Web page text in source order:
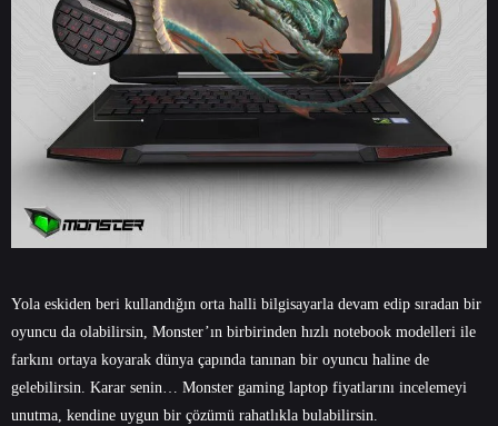
Yola eskiden beri kullandığın orta halli bilgisayarla devam edip sıradan bir
oyuncu da olabilirsin, Monster’ın birbirinden hızlı notebook modelleri ile
farkını ortaya koyarak dünya çapında tanınan bir oyuncu haline de
gelebilirsin. Karar senin… Monster gaming laptop fiyatlarını incelemeyi
unutma, kendine uygun bir çözümü rahatlıkla bulabilirsin.